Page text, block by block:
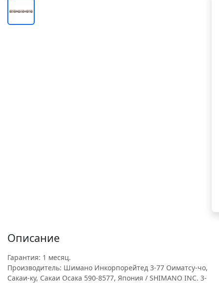
Описание
Гарантия: 1 месяц.
Производитель: Шимано Инкорпорейтед 3-77 Оиматсу-чо,
Сакаи-ку, Сакаи Осака 590-8577, Япония / SHIMANO INC. 3-